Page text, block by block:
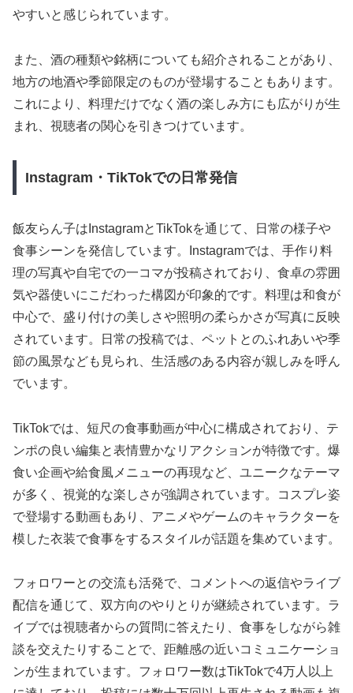
やすいと感じられています。
また、酒の種類や銘柄についても紹介されることがあり、
地方の地酒や季節限定のものが登場することもあります。
これにより、料理だけでなく酒の楽しみ方にも広がりが生
まれ、視聴者の関心を引きつけています。
Instagram・TikTokでの日常発信
飯友らん子はInstagramとTikTokを通じて、日常の様子や
食事シーンを発信しています。Instagramでは、手作り料
理の写真や自宅での一コマが投稿されており、食卓の雰囲
気や器使いにこだわった構図が印象的です。料理は和食が
中心で、盛り付けの美しさや照明の柔らかさが写真に反映
されています。日常の投稿では、ペットとのふれあいや季
節の風景なども見られ、生活感のある内容が親しみを呼ん
でいます。
TikTokでは、短尺の食事動画が中心に構成されており、テ
ンポの良い編集と表情豊かなリアクションが特徴です。爆
食い企画や給食風メニューの再現など、ユニークなテーマ
が多く、視覚的な楽しさが強調されています。コスプレ姿
で登場する動画もあり、アニメやゲームのキャラクターを
模した衣装で食事をするスタイルが話題を集めています。
フォロワーとの交流も活発で、コメントへの返信やライブ
配信を通じて、双方向のやりとりが継続されています。ラ
イブでは視聴者からの質問に答えたり、食事をしながら雑
談を交えたりすることで、距離感の近いコミュニケーショ
ンが生まれています。フォロワー数はTikTokで4万人以上